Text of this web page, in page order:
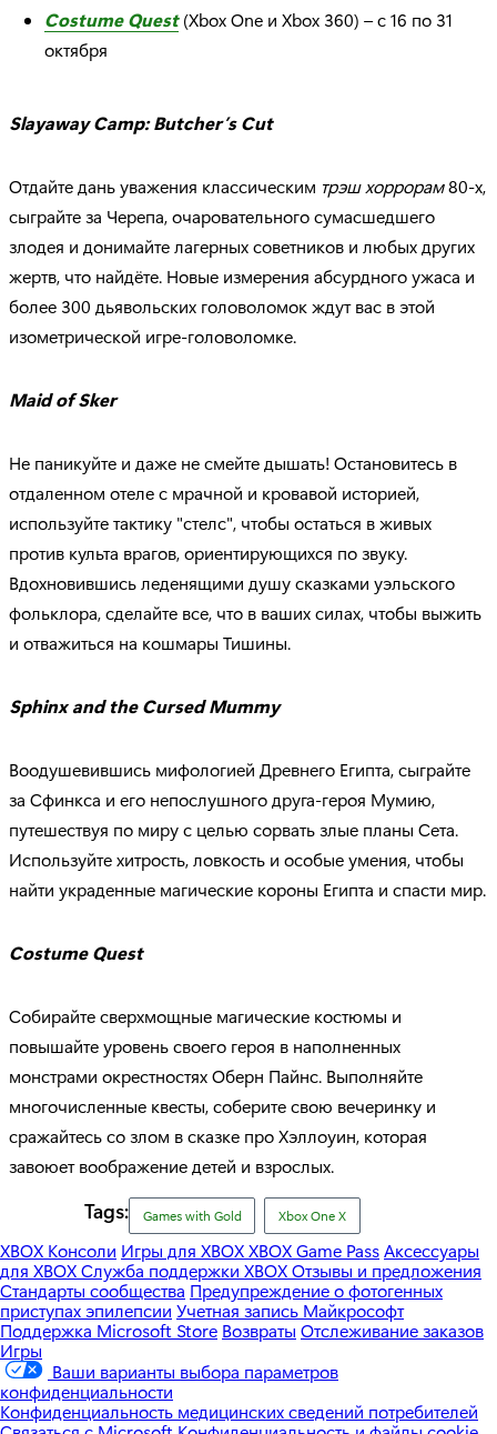
Costume Quest(Xbox One и Xbox 360) – с 16 по 31
октября
Slayaway Camp:Butcher’s Cut
Отдайте дань уважения классическим трэш хоррорам80-х,
сыграйте за Черепа, очаровательного сумасшедшего
злодея и донимайте лагерных советников и любых других
жертв, что найдёте. Новые измерения абсурдного ужаса и
более 300 дьявольских головоломок ждут вас в этой
изометрической игре-головоломке.
Maid of Sker
Не паникуйте и даже не смейте дышать! Остановитесь в
отдаленном отеле с мрачной и кровавой историей,
используйте тактику "стелс", чтобы остаться в живых
против культа врагов, ориентирующихся по звуку.
Вдохновившись леденящими душу сказками уэльского
фольклора, сделайте все, что в ваших силах, чтобы выжить
и отважиться на кошмары Тишины.
Sphinxand the Cursed Mummy
Воодушевившись мифологией Древнего Египта, сыграйте
за Сфинкса и его непослушного друга-героя Мумию,
путешествуя по миру с целью сорвать злые планы Сета.
Используйте хитрость, ловкость и особые умения, чтобы
найти украденные магические короны Египта и спасти мир.
Costume Quest
Собирайте сверхмощные магические костюмы и
повышайте уровень своего героя в наполненных
монстрами окрестностях Оберн Пайнс. Выполняйте
многочисленные квесты, соберите свою вечеринку и
сражайтесь со злом в сказке про Хэллоуин, которая
завоюет воображение детей и взрослых.
Tags: Games with Gold Xbox One X
XBOX Консоли Игры для XBOXXBOX Game PassАксессуары
для XBOXСлужба поддержки XBOXОтзывы и предложения
Стандарты сообщества Предупреждение о фотогенных
приступах эпилепсии Учетная запись Майкрософт
Поддержка Microsoft Store Возвраты Отслеживание заказов
Игры
Ваши варианты выбора параметров
конфиденциальности
Конфиденциальность медицинских сведений потребителей